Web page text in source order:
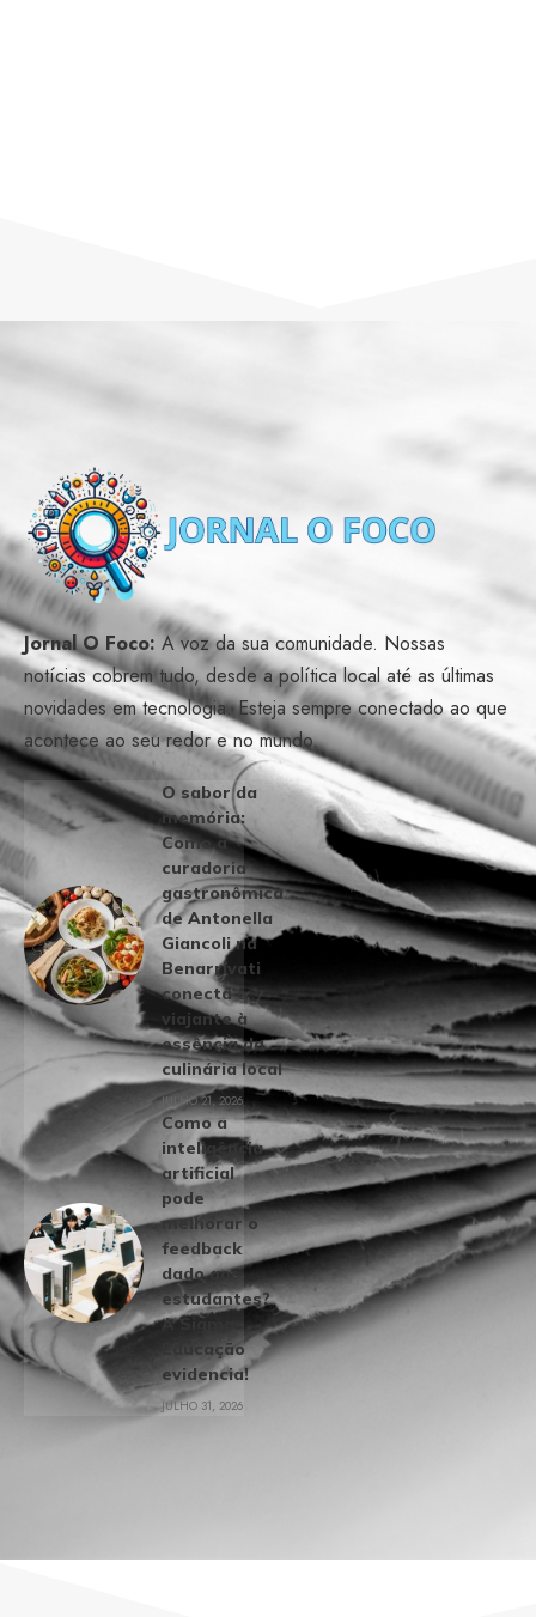
Jornal O Foco: A voz da sua comunidade. Nossas
notícias cobrem tudo, desde a política local até as últimas
novidades em tecnologia. Esteja sempre conectado ao que
acontece ao seu redor e no mundo.
O sabor da
memória:
Como a
curadoria
gastronômica
de Antonella
Giancoli na
Benarrivati
conecta o
viajante à
essência da
culinária local
JULHO 21, 2026
Como a
inteligência
artificial
pode
melhorar o
feedback
dado aos
estudantes?
A Sigma
Educação
evidencia!
JULHO 31, 2026